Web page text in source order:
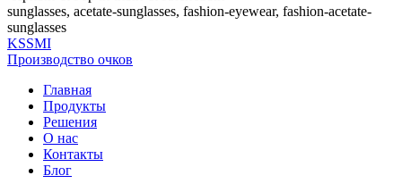
sunglasses, acetate-sunglasses, fashion-eyewear, fashion-acetate-
sunglasses
KSSMI
Производство очков
Главная
Продукты
Решения
О нас
Контакты
Блог